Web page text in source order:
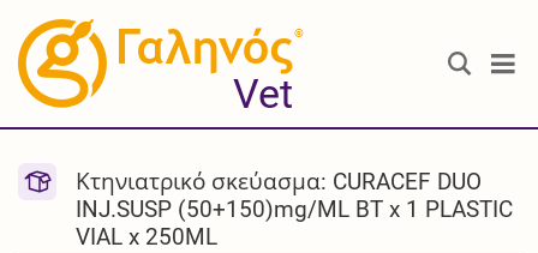
®
Vet
Κτηνιατρικό σκεύασμα: CURACEF DUO
INJ.SUSP (50+150)mg/ML BT x 1 PLASTIC
VIAL x 250ML